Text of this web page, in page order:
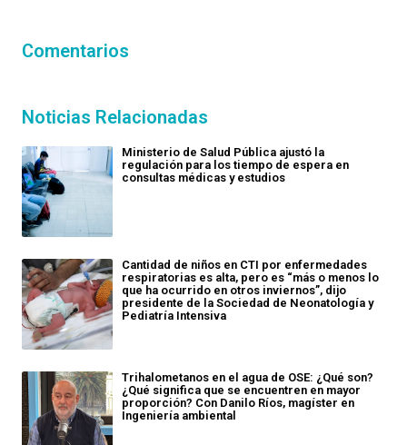
Comentarios
Noticias Relacionadas
Ministerio de Salud Pública ajustó la
regulación para los tiempo de espera en
consultas médicas y estudios
Cantidad de niños en CTI por enfermedades
respiratorias es alta, pero es “más o menos lo
que ha ocurrido en otros inviernos”, dijo
presidente de la Sociedad de Neonatología y
Pediatría Intensiva
Trihalometanos en el agua de OSE: ¿Qué son?
¿Qué significa que se encuentren en mayor
proporción? Con Danilo Ríos, magíster en
Ingeniería ambiental